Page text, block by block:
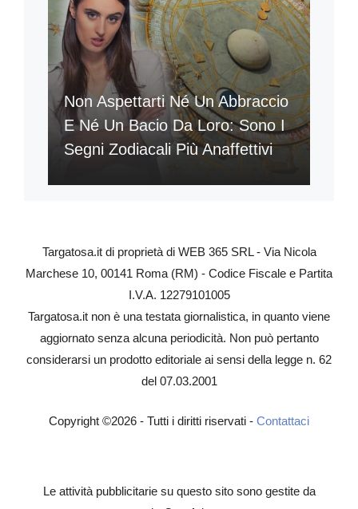
Non Aspettarti Né Un Abbraccio
E Né Un Bacio Da Loro: Sono I
Segni Zodiacali Più Anaffettivi
Targatosa.it di proprietà di WEB 365 SRL - Via Nicola
Marchese 10, 00141 Roma (RM) - Codice Fiscale e Partita
I.V.A. 12279101005
Targatosa.it non è una testata giornalistica, in quanto viene
aggiornato senza alcuna periodicità. Non può pertanto
considerarsi un prodotto editoriale ai sensi della legge n. 62
del 07.03.2001
Copyright ©2026 - Tutti i diritti riservati - Contattaci
Le attività pubblicitarie su questo sito sono gestite da